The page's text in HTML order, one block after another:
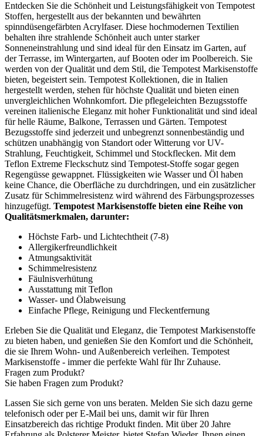
Entdecken Sie die Schönheit und Leistungsfähigkeit von Tempotest
Stoffen, hergestellt aus der bekannten und bewährten
spinndüsengefärbten Acrylfaser. Diese hochmodernen Textilien
behalten ihre strahlende Schönheit auch unter starker
Sonneneinstrahlung und sind ideal für den Einsatz im Garten, auf
der Terrasse, im Wintergarten, auf Booten oder im Poolbereich. Sie
werden von der Qualität und dem Stil, die Tempotest Markisenstoffe
bieten, begeistert sein. Tempotest Kollektionen, die in Italien
hergestellt werden, stehen für höchste Qualität und bieten einen
unvergleichlichen Wohnkomfort. Die pflegeleichten Bezugsstoffe
vereinen italienische Eleganz mit hoher Funktionalität und sind ideal
für helle Räume, Balkone, Terrassen und Gärten. Tempotest
Bezugsstoffe sind jederzeit und unbegrenzt sonnenbeständig und
schützen unabhängig von Standort oder Witterung vor UV-
Strahlung, Feuchtigkeit, Schimmel und Stockflecken. Mit dem
Teflon Extreme Fleckschutz sind Tempotest-Stoffe sogar gegen
Regengüsse gewappnet. Flüssigkeiten wie Wasser und Öl haben
keine Chance, die Oberfläche zu durchdringen, und ein zusätzlicher
Zusatz für Schimmelresistenz wird während des Färbungsprozesses
hinzugefügt. Tempotest Markisenstoffe bieten eine Reihe von
Qualitätsmerkmalen, darunter:
Höchste Farb- und Lichtechtheit (7-8)
Allergikerfreundlichkeit
Atmungsaktivität
Schimmelresistenz
Fäulnisverhütung
Ausstattung mit Teflon
Wasser- und Ölabweisung
Einfache Pflege, Reinigung und Fleckentfernung
Erleben Sie die Qualität und Eleganz, die Tempotest Markisenstoffe
zu bieten haben, und genießen Sie den Komfort und die Schönheit,
die sie Ihrem Wohn- und Außenbereich verleihen. Tempotest
Markisenstoffe - immer die perfekte Wahl für Ihr Zuhause.
Fragen zum Produkt?
Sie haben Fragen zum Produkt?
Lassen Sie sich gerne von uns beraten. Melden Sie sich dazu gerne
telefonisch oder per E-Mail bei uns, damit wir für Ihren
Einsatzbereich das richtige Produkt finden. Mit über 20 Jahre